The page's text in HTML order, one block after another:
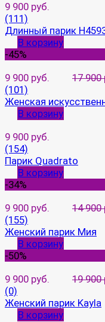
9 900 руб.
(111)
Длинный парик
В корзину
-45%
9 900 руб.
17 900
(101)
Женская
В корзину
9 900 руб.
(154)
Парик Quadrato
В корзину
-34%
9 900 руб.
14 900
(155)
Женский парик Мия
В корзину
-50%
9 900 руб.
19 900
(0)
Женский парик Kayla
В корзину